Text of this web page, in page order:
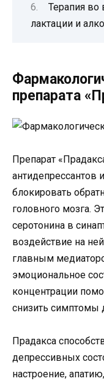
Терапия во
лактации и
препарата
Препарат
антидепрессантов
блокировать
головного мозга.
серотонина в
воздействие на
главным
эмоциональное
концентрации
снизить симптомы
Прадакса
депрессивных
настроение,